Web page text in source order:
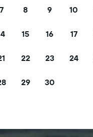
8 9 10
15 16 17
22 23 24
29 30